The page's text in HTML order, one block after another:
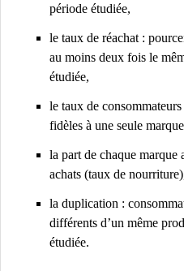
période étudiée,
le taux de réachat :
au moins deux fois le
étudiée,
le taux de
fidèles à une seule
la part de chaque marque
achats (taux de
la duplication :
différents d’un même
étudiée.